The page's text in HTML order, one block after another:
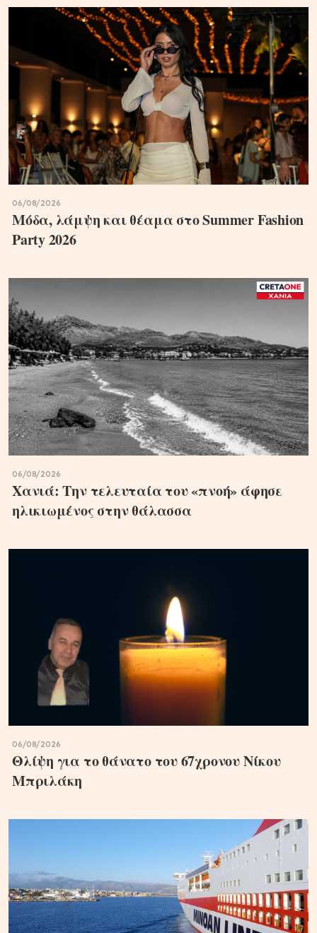
06/08/2026
Μόδα, λάμψη και θέαμα στο Summer Fashion
Party 2026
06/08/2026
Χανιά: Την τελευταία του «πνοή» άφησε
ηλικιωμένος στην θάλασσα
06/08/2026
Θλίψη για το θάνατο του 67χρονου Νίκου
Μπριλάκη